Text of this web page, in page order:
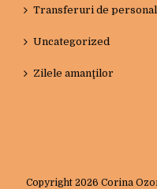
Transferuri de
Uncategorized
Zilele amanţilor
Copyright 2026 Corina